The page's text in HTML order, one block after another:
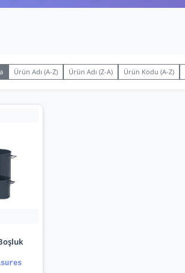
Ürün Adı (A-Z) Ürün Adı (Z-A) Ürün Kodu (A-Z)